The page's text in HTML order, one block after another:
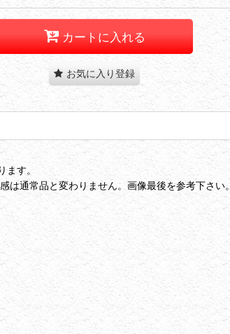
カートに入れる
お気に入り登録
す。
通常品と変わりません。画像最後を参考下さい。